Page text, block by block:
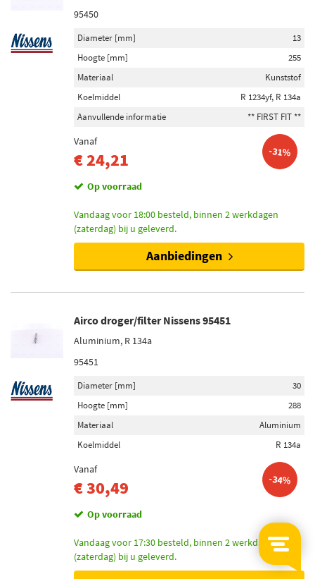
95450
Diameter [mm]
13
Hoogte [mm]
255
Materiaal
Kunststof
Koelmiddel
R 1234yf, R 134a
Aanvullende informatie
** FIRST FIT **
Vanaf
€ 24,21 -31%
Op voorraad
Vandaag voor 18:00 besteld, binnen 2 werkdagen
(zaterdag) bij u geleverd.
Aanbiedingen
Airco droger/filter Nissens 95451
Aluminium, R 134a
95451
Diameter [mm]
30
Hoogte [mm]
288
Materiaal
Aluminium
Koelmiddel
R 134a
Vanaf
€ 30,49 -34%
Op voorraad
Vandaag voor 17:30 besteld, binnen 2 werkdagen
(zaterdag) bij u geleverd.